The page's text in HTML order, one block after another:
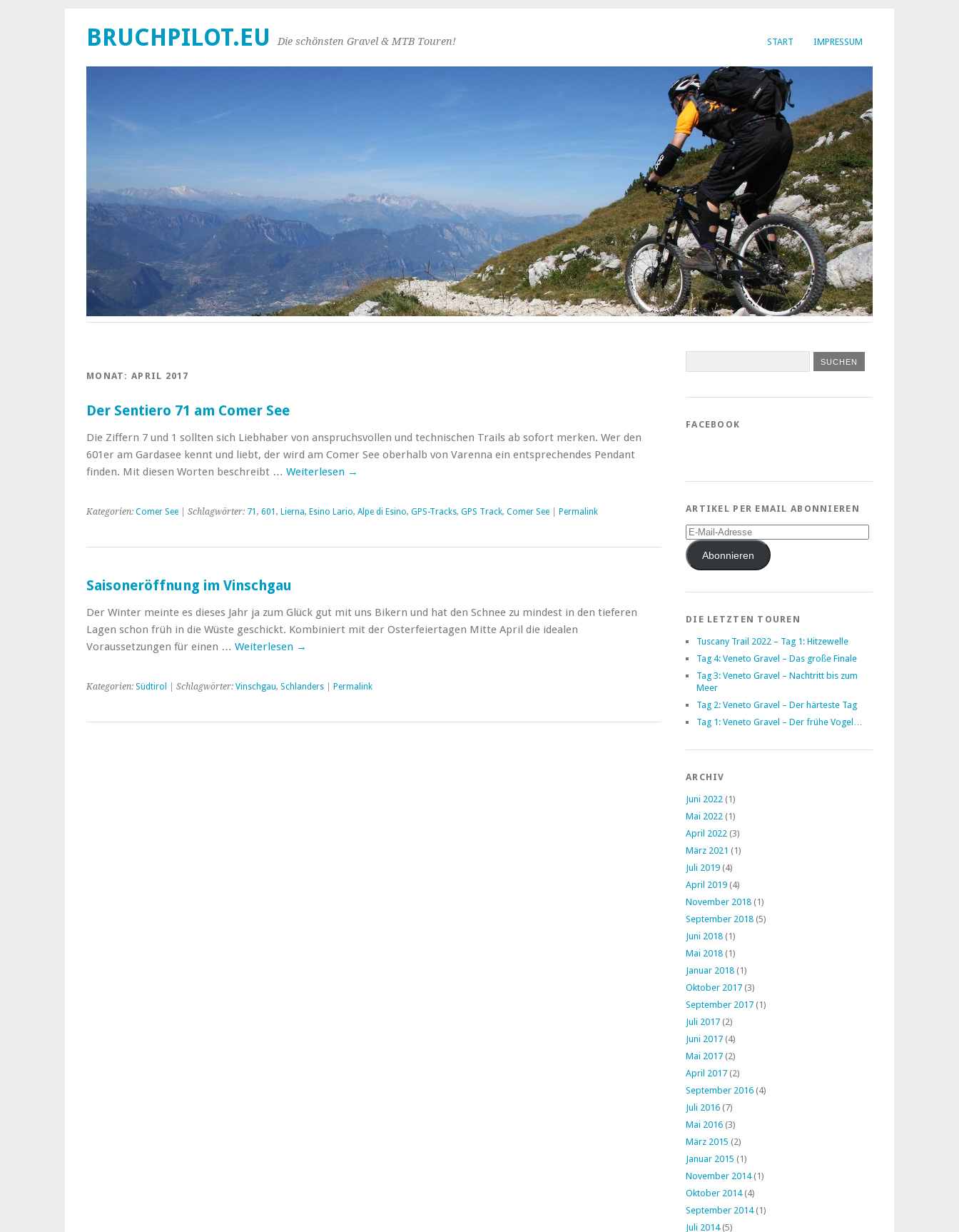
START IMPRESSUM
BRUCHPILOT.EU Die schönsten Gravel & MTB Touren!
MONAT: APRIL 2017
Der Sentiero 71 am Comer See
Die Ziffern 7 und 1 sollten sich Liebhaber von anspruchsvollen und technischen Trails ab sofort merken. Wer den
601er am Gardasee kennt und liebt, der wird am Comer See oberhalb von Varenna ein entsprechendes Pendant
finden. Mit diesen Worten beschreibt … Weiterlesen →
Kategorien: Comer See | Schlagwörter: 71 , 601 , Lierna, Esino Lario, Alpe di Esino, GPS-Tracks, GPS Track, Comer See Permalink
Saisoneröffnung im Vinschgau
Der Winter meinte es dieses Jahr ja zum Glück gut mit uns Bikern und hat den Schnee zu mindest in den tieferen
Lagen schon früh in die Wüste geschickt. Kombiniert mit der Osterfeiertagen Mitte April die idealen
Voraussetzungen für einen … Weiterlesen →
Kategorien: Südtirol | Schlagwörter: Vinschgau, Schlanders Permalink
FACEBOOK
ARTIKEL PER EMAIL ABONNIEREN
E-
Mail-
AdresseAbonnieren
DIE LETZTEN TOUREN
Tuscany Trail 2022 – Tag 1: Hitzewelle
Tag 4: Veneto Gravel – Das große Finale
Tag 3: Veneto Gravel – Nachtritt bis zum
Meer
Tag 2: Veneto Gravel – Der härteste Tag
Tag 1: Veneto Gravel – Der frühe Vogel…
ARCHIV
Juni 2022 (1)
Mai 2022 (1)
April 2022 (3)
März 2021 (1)
Juli 2019 (4)
April 2019 (4)
November 2018 (1)
September 2018 (5)
Juni 2018 (1)
Mai 2018 (1)
Januar 2018 (1)
Oktober 2017 (3)
September 2017 (1)
Juli 2017 (2)
Juni 2017 (4)
Mai 2017 (2)
April 2017 (2)
September 2016 (4)
Juli 2016 (7)
Mai 2016 (3)
März 2015 (2)
Januar 2015 (1)
November 2014(1)
Oktober 2014(4)
September 2014(1)
Juli 2014(5)